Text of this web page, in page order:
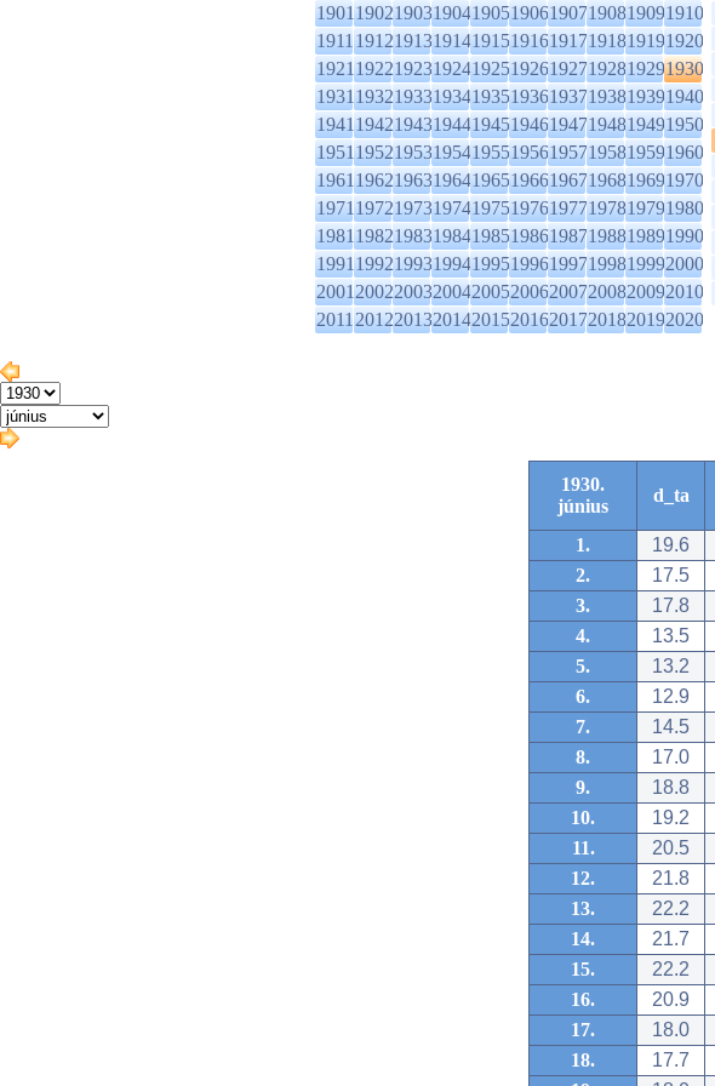
1901190219031904190519061907190819091910
1911191219131914191519161917191819191920
1921192219231924192519261927192819291930
1931193219331934193519361937193819391940
1941194219431944194519461947194819491950
1951195219531954195519561957195819591960
1961196219631964196519661967196819691970
1971197219731974197519761977197819791980
1981198219831984198519861987198819891990
1991199219931994199519961997199819992000
2001200220032004200520062007200820092010
2011201220132014201520162017201820192020
1930.
június
d_ta
1. 19.6
2.
17.5
3.
17.8
4.
13.5
5.
13.2
6.
12.9
7.
14.5
8.
17.0
9.
18.8
10.
19.2
11.
20.5
12.
21.8
13.
22.2
14.
21.7
15.
22.2
16.
20.9
17.
18.0
18.
17.7